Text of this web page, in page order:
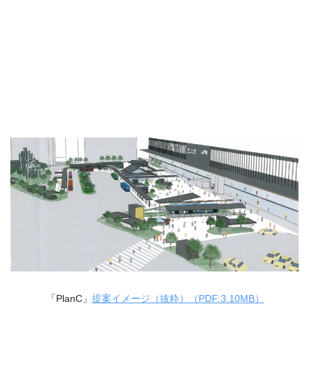
「PlanC」 提案イメージ（抜粋）（PDF:3.10MB）